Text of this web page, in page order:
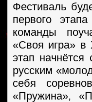
Фестиваль
первого
команды
«Своя игра» в
этап начнётся
русским
себя
«Пружина»,